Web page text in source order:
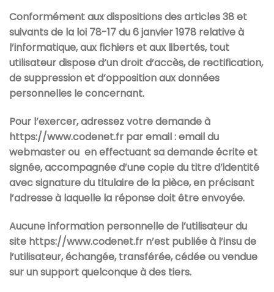
Conformément aux dispositions des articles 38 et
suivants de la loi 78-17 du 6 janvier 1978 relative à
l’informatique, aux fichiers et aux libertés, tout
utilisateur dispose d’un droit d’accès, de rectification,
de suppression et d’opposition aux données
personnelles le concernant.
Pour l’exercer, adressez votre demande à
https://www.codenet.fr par email : email du
webmaster ou en effectuant sa demande écrite et
signée, accompagnée d’une copie du titre d’identité
avec signature du titulaire de la pièce, en précisant
l’adresse à laquelle la réponse doit être envoyée.
Aucune information personnelle de l’utilisateur du
site https://www.codenet.fr n’est publiée à l’insu de
l’utilisateur, échangée, transférée, cédée ou vendue
sur un support quelconque à des tiers.